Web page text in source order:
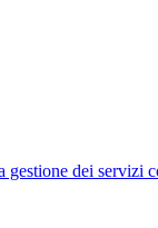
dei servizi